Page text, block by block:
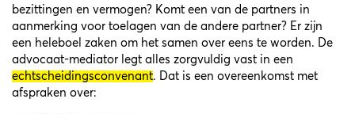
bezittingen en vermogen? Komt een van de partners in
aanmerking voor toelagen van de andere partner? Er zijn
een heleboel zaken om het samen over eens te worden. De
advocaat-mediator legt alles zorgvuldig vast in een
echtscheidingsconvenant. Dat is een overeenkomst met
afspraken over: